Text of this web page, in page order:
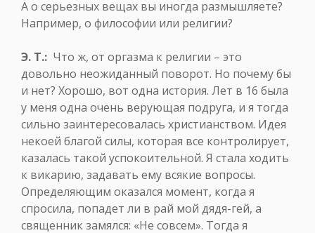
А о серьезных вещах вы иногда размышляете?
Например, о философии или религии?
Э. Т.: Что ж, от оргазма к религии – это
довольно неожиданный поворот. Но почему бы
и нет? Хорошо, вот одна история. Лет в 16 была
у меня одна очень верующая подруга, и я тогда
сильно заинтересовалась христианством. Идея
некоей благой силы, которая все контролирует,
казалась такой успокоительной. Я стала ходить
к викарию, задавать ему всякие вопросы.
Определяющим оказался момент, когда я
спросила, попадет ли в рай мой дядя-гей, а
священник замялся: «Не совсем». Тогда я